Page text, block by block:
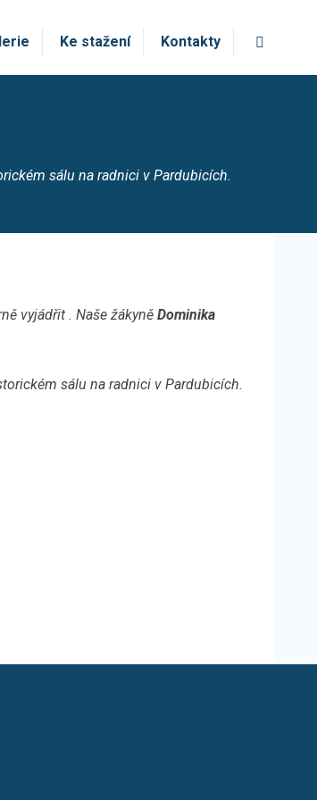
Ke stažení Kontakty
sálu na radnici v Pardubicích.
vyjádřit . Naše žákyně Dominika
sálu na radnici v Pardubicích.